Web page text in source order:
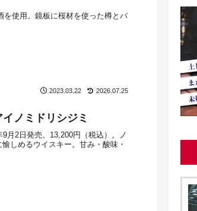
を使用。鏡板に桜材を使った樽とバ
2023.03.22 2026.07.25
ノミドリシジミ
月2日発売。13,200円（税込）。ノ
しめるウイスキー。甘み・酸味・